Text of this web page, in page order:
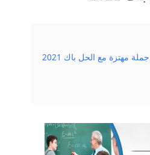
مهتزة مع الحل باك 2021